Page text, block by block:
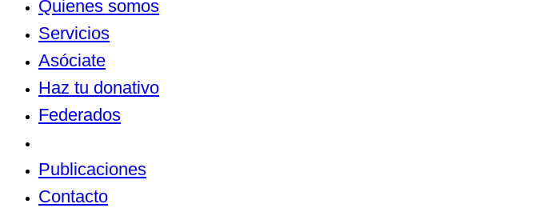
Quienes somos
Servicios
Asóciate
Haz tu donativo
Federados
Publicaciones
Contacto